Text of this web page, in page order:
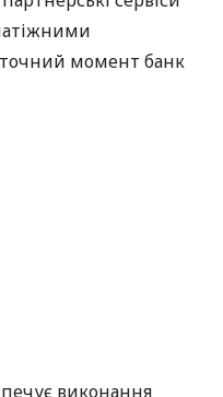
момент банк
виконання